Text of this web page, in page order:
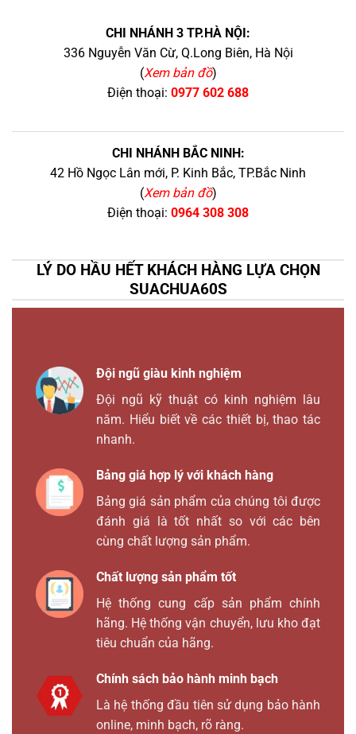
CHI NHÁNH 3 TP.HÀ NỘI:
336 Nguyễn Văn Cừ, Q.Long Biên, Hà Nội
(Xem bản đồ)
Điện thoại: 0977 602 688
CHI NHÁNH BẮC NINH:
42 Hồ Ngọc Lân mới, P. Kinh Bắc, TP.Bắc Ninh
(Xem bản đồ)
Điện thoại: 0964 308 308
LÝ DO HẦU HẾT KHÁCH HÀNG LỰA CHỌN
SUACHUA60S
Đội ngũ giàu kinh nghiệm
Đội ngũ kỹ thuật có kinh nghiệm lâu
năm. Hiểu biết về các thiết bị, thao tác
nhanh.
Bảng giá hợp lý với khách hàng
Bảng giá sản phẩm của chúng tôi được
đánh giá là tốt nhất so với các bên
cùng chất lượng sản phẩm.
Chất lượng sản phẩm tốt
Hệ thống cung cấp sản phẩm chính
hãng. Hệ thống vận chuyển, lưu kho đạt
tiêu chuẩn của hãng.
Chính sách bảo hành minh bạch
Là hệ thống đầu tiên sử dụng bảo hành
online, minh bạch, rõ ràng.